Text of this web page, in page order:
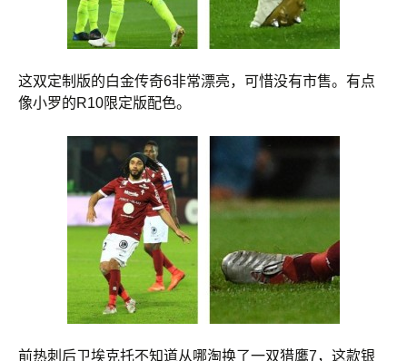
这双定制版的白金传奇6非常漂亮，可惜没有市售。有点
像小罗的R10限定版配色。
前热刺后卫埃克托不知道从哪淘换了一双猎鹰7，这款银